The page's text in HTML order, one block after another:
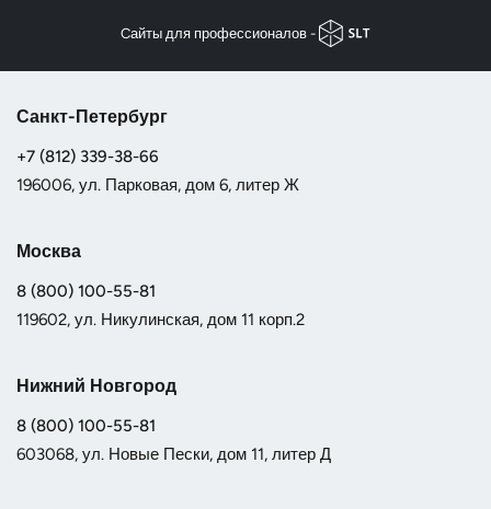
Cайты для профессионалов -
Санкт-Петербург
+7 (812) 339-38-66
196006, ул. Парковая, дом 6, литер Ж
Москва
8 (800) 100-55-81
119602, ул. Никулинская, дом 11 корп.2
Нижний Новгород
8 (800) 100-55-81
603068, ул. Новые Пески, дом 11, литер Д